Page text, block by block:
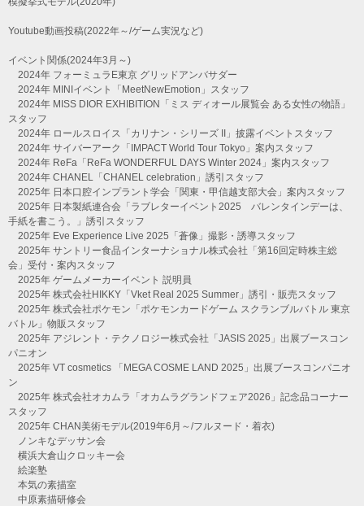
Youtube動画投稿(2022年～/ゲーム実況など)
イベント関係(2024年3月～)
2024年 フォーミュラE東京 グリッドアンバサダー
2024年 MINIイベント「MeetNewEmotion」スタッフ
2024年 MISS DIOR EXHIBITION「ミス ディオール展覧会 ある女性の物語」
スタッフ
2024年 ロールスロイス「カリナン・シリーズ II」披露イベントスタッフ
2024年 サイバーアーク「IMPACT World Tour Tokyo」案内スタッフ
2024年 ReFa「ReFa WONDERFUL DAYS Winter 2024」案内スタッフ
2024年 CHANEL「CHANEL celebration」誘引スタッフ
2025年 日本口腔インプラント学会「関東・甲信越支部大会」案内スタッフ
2025年 日本製紙連合会「ラブレターイベント2025 バレンタインデーは、
手紙を書こう。」誘引スタッフ
2025年 Eve Experience Live 2025「蒼像」撮影・誘導スタッフ
2025年 サントリー食品インターナショナル株式会社「第16回定時株主総
会」受付・案内スタッフ
2025年 ゲームメーカーイベント 説明員
2025年 株式会社HIKKY「Vket Real 2025 Summer」誘引・販売スタッフ
2025年 株式会社ポケモン「ポケモンカードゲーム スクランブルバトル 東京
バトル」物販スタッフ
2025年 アジレント・テクノロジー株式会社「JASIS 2025」出展ブースコン
パニオン
2025年 VT cosmetics 「MEGA COSME LAND 2025」出展ブースコンパニオ
ン
2025年 株式会社オカムラ「オカムラグランドフェア2026」記念品コーナー
スタッフ
2025年 CHAN美術モデル(2019年6月～/フルヌード・着衣)
ノンキなデッサン会
横浜大倉山クロッキー会
絵楽塾
本気の素描室
中原素描研修会